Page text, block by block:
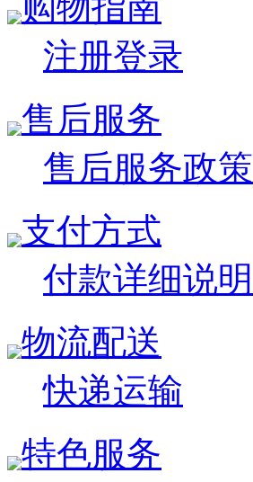
购物指南
注册登录
售后服务
售后服务政策
支付方式
付款详细说明
物流配送
快递运输
特色服务